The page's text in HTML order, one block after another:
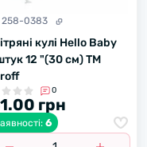
258-0383
кулі Hello Baby
12 "(30 см) ТМ
0
грн
6